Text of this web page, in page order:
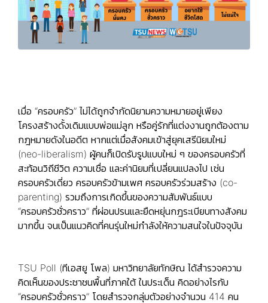
เมื่อ “ครอบครัว” ไม่ได้ถูกจำกัดนิยามความหมายอยู่เพียง
โครงสร้างดั้งเดิมแบบพ่อแม่ลูก หรือคู่รักที่แต่งงานถูกต้องตาม
กฎหมายดังในอดีต หากแต่เมื่อสังคมเข้าสู่ยุคเสรีนิยมใหม่
(neo-liberalism) ผู้คนก็เปิดรับรูปแบบใหม่ ๆ ของครอบครัวที่
สะท้อนวิถีชีวิต ความเชื่อ และค่านิยมที่เปลี่ยนแปลงไป เช่น
ครอบครัวเดี่ยว ครอบครัวข้ามเพศ ครอบครัวร่วมสร้าง (co-
parenting) รวมถึงการเกิดขึ้นของความสัมพันธ์แบบ
“ครอบครัวชั่วคราว” ที่ผ่อนปรนและยืดหยุ่นกฎระเบียบทางสังคม
มากขึ้น จนเป็นแนวคิดที่คนรุ่นใหม่กำลังให้ความสนใจในปัจจุบัน
TSU Poll (ทีเอสยู โพล) มหาวิทยาลัยทักษิณ ได้สำรวจความ
คิดเห็นของประชาชนพื้นที่ภาคใต้ ในประเด็น คิดอย่างไรกับ
“ครอบครัวชั่วคราว” โดยสำรวจกลุ่มตัวอย่างจำนวน 414 คน